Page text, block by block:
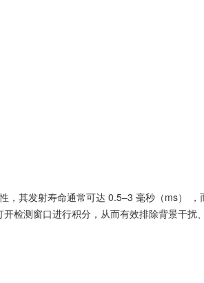
，其发射寿命通常可达 0.5–3 毫秒（ms） ，
检测窗口进行积分，从而有效排除背景干扰